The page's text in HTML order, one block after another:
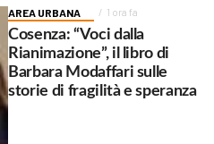
AREA URBANA 1 ora fa
Cosenza: “Voci dalla
Rianimazione”, il libro di
Barbara Modaffari sulle
storie di fragilità e speranza